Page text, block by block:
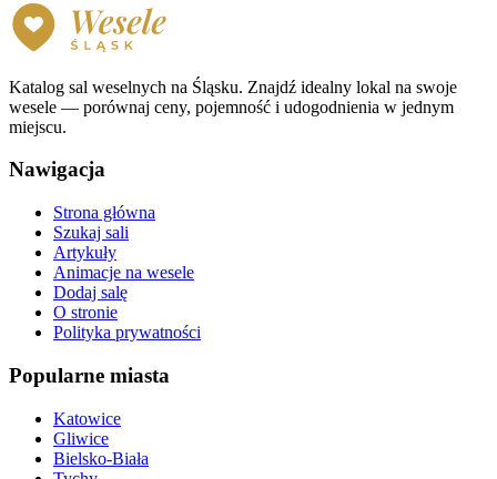
Katalog sal weselnych na Śląsku. Znajdź idealny lokal na swoje
wesele — porównaj ceny, pojemność i udogodnienia w jednym
miejscu.
Nawigacja
Strona główna
Szukaj sali
Artykuły
Animacje na wesele
Dodaj salę
O stronie
Polityka prywatności
Popularne miasta
Katowice
Gliwice
Bielsko-Biała